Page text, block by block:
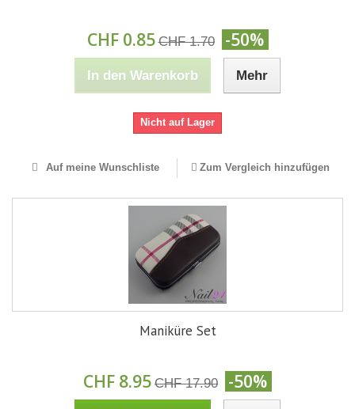
CHF 0.85 CHF 1.70 -50%
In den Warenkorb Mehr
Nicht auf Lager
Auf meine Wunschliste Zum Vergleich hinzufügen
Maniküre Set
CHF 8.95 CHF 17.90 -50%